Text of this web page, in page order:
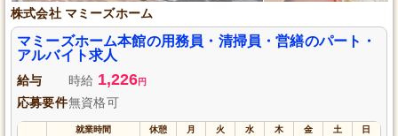
株式会社 マミーズホーム
マミーズホーム本館の用務員・清掃員・営繕のパート・
アルバイト求人
給与 時給 1,226円
応募要件無資格可
就業時間 休憩 月 火 水 木 金 土 日